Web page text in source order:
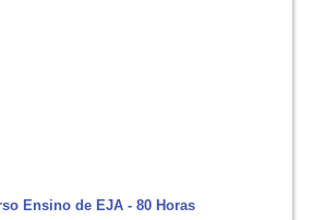
Ensino de EJA - 80 Horas